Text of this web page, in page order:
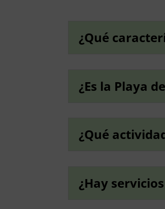
¿Qué
¿Es la Playa
¿Qué
¿Hay